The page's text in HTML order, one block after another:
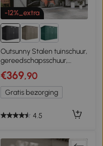
-12%_extra
Outsunny Stalen tuinschuur,
gereedschapsschuur,
dubbele deuren, 249B x
121T x 166/183H cm, grijs
€369,90
Gratis bezorging
4.5